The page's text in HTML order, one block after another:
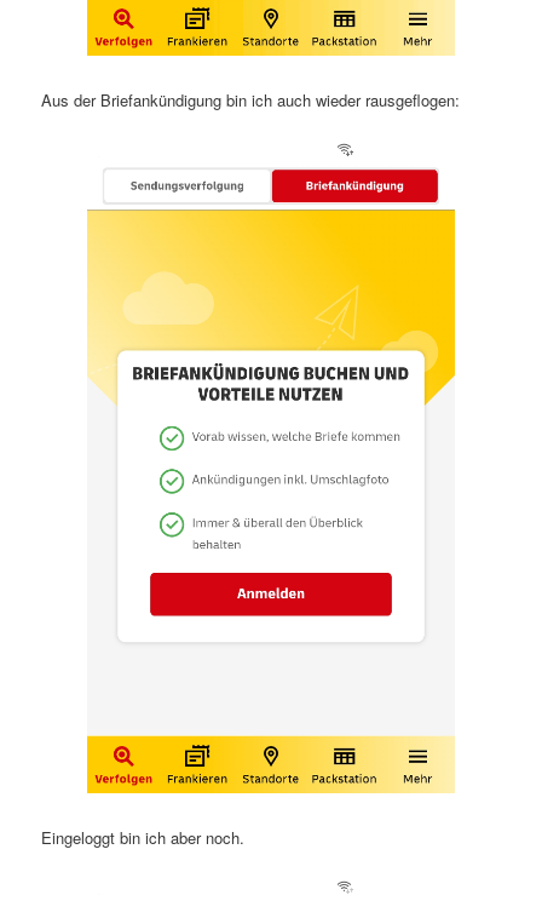
Aus der Briefankündigung bin ich auch wieder rausgeflogen:
Eingeloggt bin ich aber noch.